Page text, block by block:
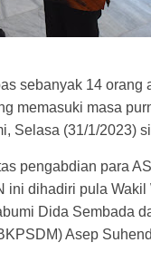
sebanyak 14 orang
memasuki masa
Selasa (31/1/2023)
pengabdian para
ini dihadiri pula
Dida Sembada
Asep